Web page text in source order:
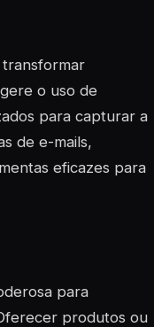
transformar
o uso de
para capturar a
de e-mails,
eficazes para
para
produtos ou